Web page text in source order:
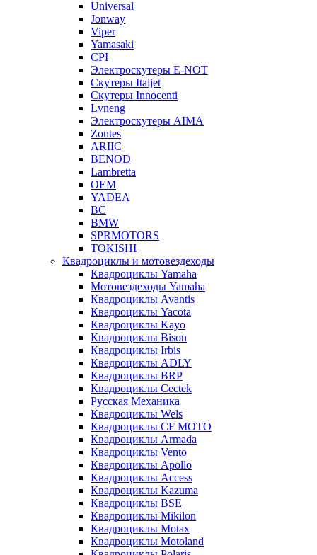
Universal
Jonway
Viper
Yamasaki
CPI
Электроскутеры E-NOT
Скутеры Italjet
Скутеры Innocenti
Lvneng
Электроскутеры AIMA
Zontes
ARIIC
BENOD
Lambretta
OEM
YADEA
BC
BMW
SPRMOTORS
TOKISHI
Квадроциклы и мотовездеходы
Квадроциклы Yamaha
Мотовездеходы Yamaha
Квадроциклы Avantis
Квадроциклы Yacota
Квадроциклы Kayo
Квадроциклы Bison
Квадроциклы Irbis
Квадроциклы ADLY
Квадроциклы BRP
Квадроциклы Cectek
Русская Механика
Квадроциклы Wels
Квадроциклы CF MOTO
Квадроциклы Armada
Квадроциклы Vento
Квадроциклы Apollo
Квадроциклы Access
Квадроциклы Kazuma
Квадроциклы BSE
Квадроциклы Mikilon
Квадроциклы Motax
Квадроциклы Motoland